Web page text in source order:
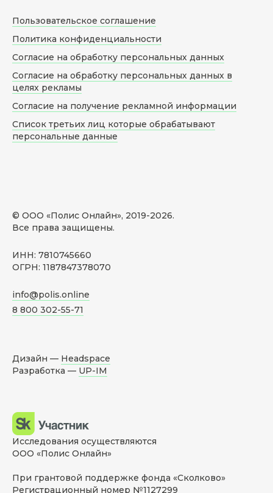
© ООО «Полис Онлайн», 2019-2026.
Все права защищены.
ИНН: 7810745660
ОГРН: 1187847378070
info@polis.online
8 800 302-55-71
Пользовательское соглашение
Политика конфиденциальности
Согласие на обработку персональных данных
Согласие на обработку персональных данных в
целях рекламы
Согласие на получение рекламной информации
Список третьих лиц которые обрабатывают
персональные данные
Дизайн — Headspace
Разработка — UP-IM
Исследования осуществляются
ООО «Полис Онлайн»
При грантовой поддержке фонда «Сколково»
Регистрационный номер №1127299